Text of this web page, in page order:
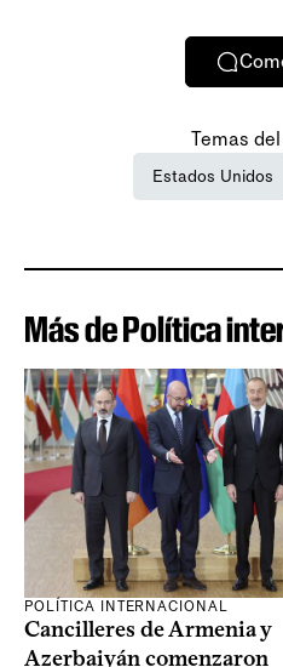
Temas
Estados Unidos
Más de Política
POLÍTICA INTERNACIONAL
Cancilleres de Armenia y
Azerbaiyán comenzaron